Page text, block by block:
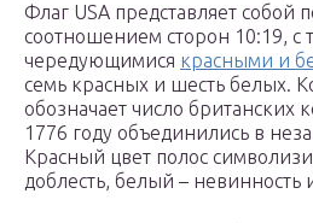
Флаг USA представляет собой
соотношением сторон 10:19, с
чередующимися красными и
семь красных и шесть белых.
обозначает число британских
1776 году объединились в
Красный цвет полос
доблесть, белый – невинность